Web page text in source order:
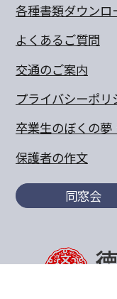
各種書類ダウンロ
よくあるご質問
交通のご案内
プライバシーポリ
卒業生のぼくの夢
保護者の作文
同窓会